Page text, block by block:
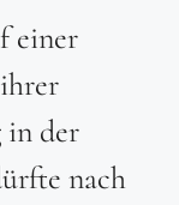
einer
in der
nach